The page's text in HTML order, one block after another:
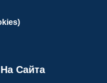
Сайта